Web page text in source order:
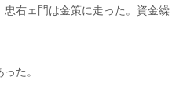
右ェ門は金策に走った。資金
た。